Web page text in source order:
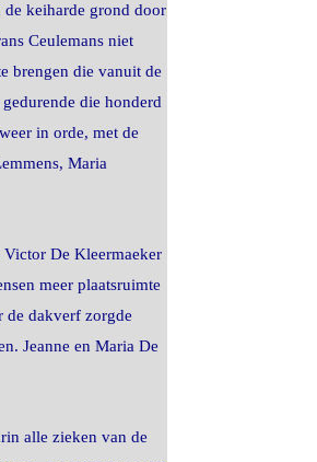
de keiharde grond door
Ceulemans niet
brengen die vanuit de
die honderd
in orde, met de
Maria
De Kleermaeker
meer plaatsruimte
de dakverf zorgde
Jeanne en Maria De
alle zieken van de